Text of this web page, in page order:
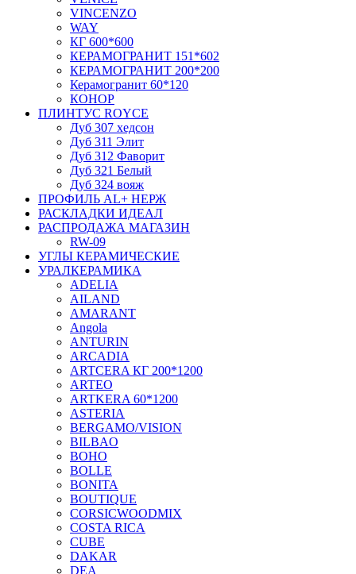
VINCENZO
WAY
КГ 600*600
КЕРАМОГРАНИТ 151*602
КЕРАМОГРАНИТ 200*200
Керамогранит 60*120
КОНОР
ПЛИНТУС ROYCE
Дуб 307 хедсон
Дуб 311 Элит
Дуб 312 Фаворит
Дуб 321 Белый
Дуб 324 вояж
ПРОФИЛЬ AL+ НЕРЖ
РАСКЛАДКИ ИДЕАЛ
РАСПРОДАЖА МАГАЗИН
RW-09
УГЛЫ КЕРАМИЧЕСКИЕ
УРАЛКЕРАМИКА
ADELIA
AILAND
AMARANT
Angola
ANTURIN
ARCADIA
ARTCERA КГ 200*1200
ARTEO
ARTKERA 60*1200
ASTERIA
BERGAMO/VISION
BILBAO
BOHO
BOLLE
BONITA
BOUTIQUE
CORSICWOODMIX
COSTA RICA
CUBE
DAKAR
DEA